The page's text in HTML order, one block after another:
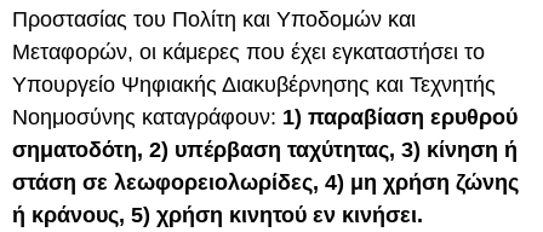
Προστασίας του Πολίτη και Υποδομών και
Μεταφορών, οι κάμερες που έχει εγκαταστήσει το
Υπουργείο Ψηφιακής Διακυβέρνησης και Τεχνητής
Νοημοσύνης καταγράφουν: 1) παραβίαση ερυθρού
σηματοδότη, 2) υπέρβαση ταχύτητας, 3) κίνηση ή
στάση σε λεωφορειολωρίδες, 4) μη χρήση ζώνης
ή κράνους, 5) χρήση κινητού εν κινήσει.